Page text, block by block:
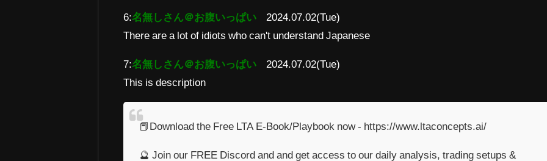
6:名無しさん＠お腹いっぱい
2024.07.02(Tue)
There are a lot of idiots who can't understand Japanese
7:名無しさん＠お腹いっぱい
2024.07.02(Tue)
This is description
📕Download the Free LTA E-Book/Playbook now - https://www.ltaconcepts.ai/
🔮 Join our FREE Discord and and get access to our daily analysis, trading setups &